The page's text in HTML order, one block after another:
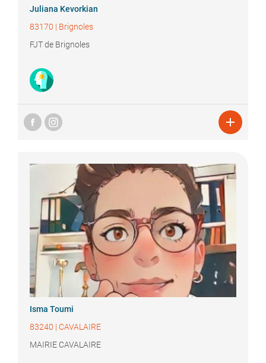
Juliana Kevorkian
83170 | Brignoles
FJT de Brignoles

Isma Toumi
83240 | CAVALAIRE
MAIRIE CAVALAIRE